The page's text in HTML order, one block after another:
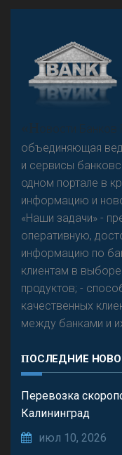
«Н
овости
объединяющая
и сервисы
одном портале в
информацию и
«Наши задачи» -
оперативную,
информацию по
клиентам в
продуктов; -
качественных
между банками и
ПОСЛЕДНИЕ
Перевозка
Калининград
июл 10, 2026